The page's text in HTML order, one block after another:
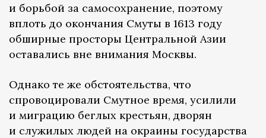
и борьбой за самосохранение, поэтому
вплоть до окончания Смуты в 1613 году
обширные просторы Центральной Азии
оставались вне внимания Москвы.
Однако те же обстоятельства, что
спровоцировали Смутное время, усилили
и миграцию беглых крестьян, дворян
и служилых людей на окраины государства